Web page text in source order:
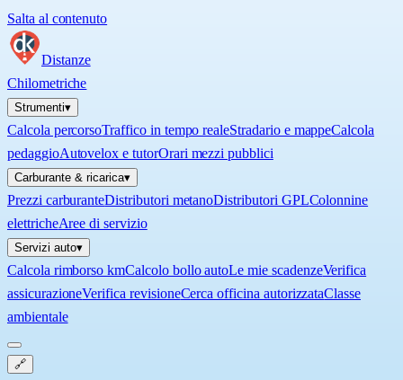
Salta al contenuto
Distanze
Chilometriche
Strumenti▾
Calcola percorsoTraffico in tempo realeStradario e mappeCalcola
pedaggioAutovelox e tutorOrari mezzi pubblici
Carburante & ricarica▾
Prezzi carburanteDistributori metanoDistributori GPLColonnine
elettricheAree di servizio
Servizi auto▾
Calcola rimborso kmCalcolo bollo autoLe mie scadenzeVerifica
assicurazioneVerifica revisioneCerca officina autorizzataClasse
ambientale
🔗